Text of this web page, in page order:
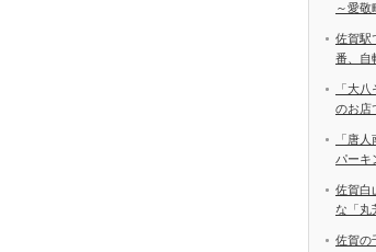
～愛敬
佐賀駅
番、自
「大
のお店
「唐
パーキ
佐賀白
な「丸
佐賀の